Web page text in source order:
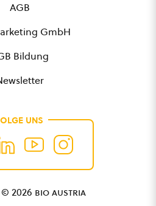
AGB
GmbH
Bildung
UNS
2026 bio austria